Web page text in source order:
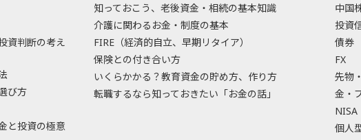
資判断の考え
び方
と投資の極意
知っておこう、老後資金・相続の基本知識
介護に関わるお金・制度の基本
FIRE（経済的自立、早期リタイア）
保険との付き合い方
いくらかかる？教育資金の貯め方、作り方
転職するなら知っておきたい「お金の話」
中国
投資
債券
FX
先物
金・
NISA
個人